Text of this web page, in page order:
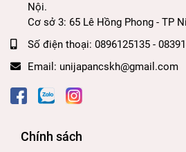
sâu, lấy đi lớp da chết và
trên mặt, tới từng lỗ chân
Sử dụng một thời gian sẽ
lông được se khít rõ rệt,
giảm thấy rõ.
vời giữa Amino giúp
Nội.
Cơ sở 3: 65 Lê Hồng Phong - TP
Số điện thoại: 0896125135 -
Email: unijapancskh@gmail.com
Chính sách